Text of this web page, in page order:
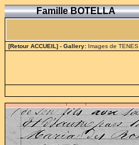
Famille BOTELLA
[Retour ACCUEIL] - Gallery: Images de TENES